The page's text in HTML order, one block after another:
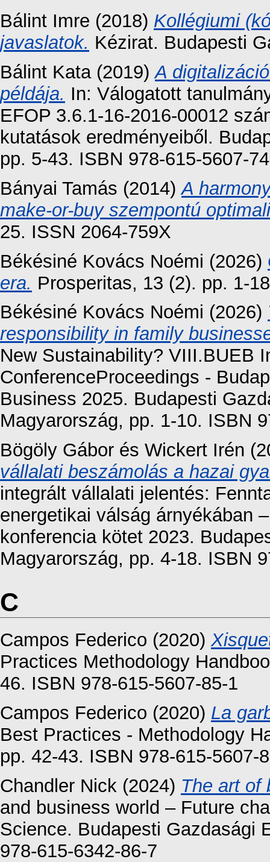
Bálint Imre (2018) Kollégiumi
javaslatok. Kézirat. Budapesti
Bálint Kata(2019)A
példája. In: Válogatott
EFOP 3.6.1-16-2016-00012
kutatások eredményeiből.
pp. 5-43. ISBN 978-615-5607-
Bányai Tamás (2014)A
make-or-buy szempontú
25. ISSN 2064-759X
Békésiné Kovács Noémi (2026)
era. Prosperitas, 13 (2). pp. 1-
Békésiné Kovács Noémi (2026)
responsibility in family
New Sustainability? VIII.BUEB
ConferenceProceedings -
Business 2025. Budapesti
Magyarország, pp. 1-10. ISBN
Bögöly Gábor és Wickert Irén
vállalati beszámolás a hazai
integrált vállalati jelentés:
energetikai válság árnyékában
konferencia kötet 2023.
Magyarország, pp. 4-18. ISBN
C
Campos Federico (2020)
Practices Methodology
46. ISBN 978-615-5607-85-1
Campos Federico (2020) La
Best Practices - Methodology
pp. 42-43. ISBN 978-615-5607-
Chandler Nick (2024) The art of
and business world – Future
Science. Budapesti Gazdasági
978-615-6342-86-7